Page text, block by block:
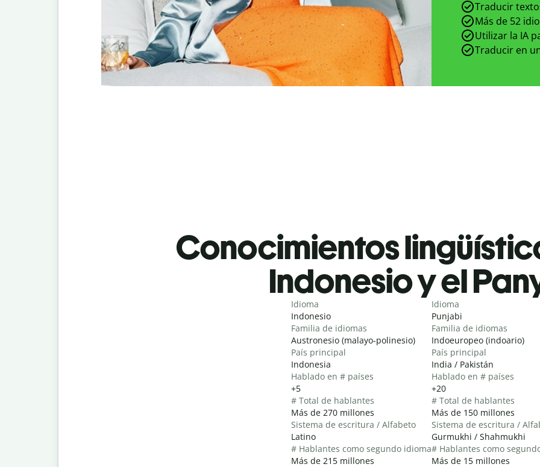
Traducir
Más de 52
Utilizar la IA
Traducir en
Conocimientos
Indonesio y el
Idioma
Indonesio
Familia de idiomas
Austronesio (malayo-polinesio)
País principal
Indonesia
Hablado en # países
+5
# Total de hablantes
Más de 270 millones
Sistema de escritura / Alfabeto
Latino
# Hablantes como segundo idioma
Más de 215 millones
Idioma
Punjabi
Familia de idiomas
Indoeuropeo (indoario)
País principal
India / Pakistán
Hablado en # países
+20
# Total de hablantes
Más de 150 millones
Sistema de escritura /
Gurmukhi / Shahmukhi
# Hablantes como
Más de 15 millones